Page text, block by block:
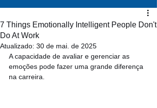
7 Things Emotionally Intelligent People Don't
Do At Work
Atualizado: 30 de mai. de 2025
A capacidade de avaliar e gerenciar as
emoções pode fazer uma grande diferença
na carreira.